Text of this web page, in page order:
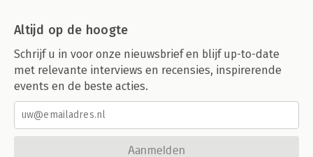
Altijd op de hoogte
Schrijf u in voor onze nieuwsbrief en blijf up-to-date
met relevante interviews en recensies, inspirerende
events en de beste acties.
Aanmelden